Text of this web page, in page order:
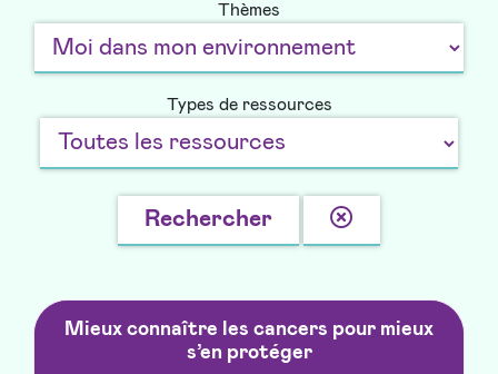
Thèmes
Types de ressources
Rechercher
la
Mieux connaître les cancers pour mieux
s’en protéger